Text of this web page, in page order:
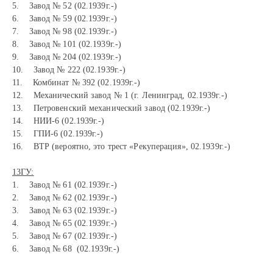
5. Завод № 52 (02.1939г.-)
6. Завод № 59 (02.1939г.-)
7. Завод № 98 (02.1939г.-)
8. Завод № 101 (02.1939г.-)
9. Завод № 204 (02.1939г.-)
10. Завод № 222 (02.1939г.-)
11. Комбинат № 392 (02.1939г.-)
12. Механический завод № 1 (г. Ленинград, 02.1939г.-)
13. Петровенский механический завод (02.1939г.-)
14. НИИ-6 (02.1939г.-)
15. ГПИ-6 (02.1939г.-)
16. ВТР (вероятно, это трест «Рекуперация», 02.1939г.-)
13ГУ:
1. Завод № 61 (02.1939г.-)
2. Завод № 62 (02.1939г.-)
3. Завод № 63 (02.1939г.-)
4. Завод № 65 (02.1939г.-)
5. Завод № 67 (02.1939г.-)
6. Завод № 68 (02.1939г.-)